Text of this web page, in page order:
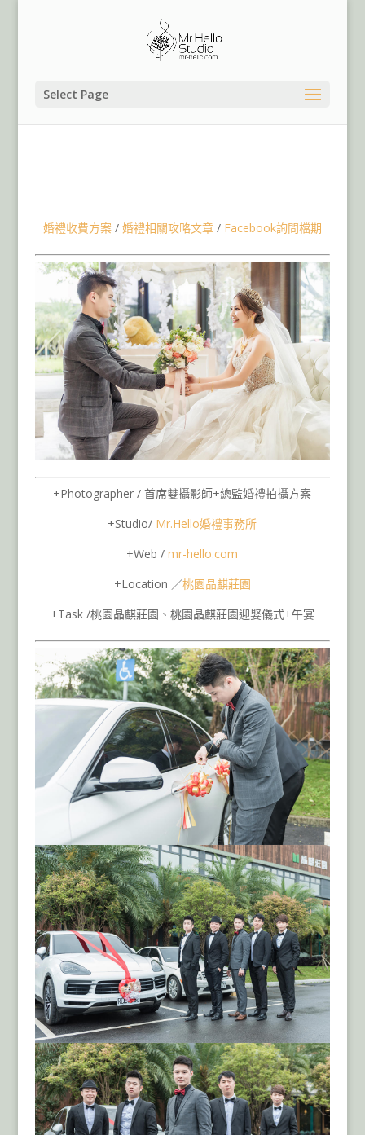
Select Page
婚禮收費方案/ 婚禮相關攻略文章/ Facebook詢問檔期
+Photographer / 首席雙攝影師+總監婚禮拍攝方案
+Studio/ Mr.Hello婚禮事務所
+Web /mr-hello.com
+Location ／桃園晶麒莊園
+Task /桃園晶麒莊園、桃園晶麒莊園迎娶儀式+午宴